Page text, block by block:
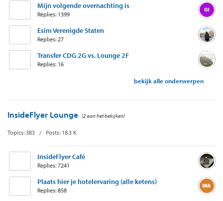
Mijn volgende overnachting is
Replies: 1399
Esim Verenigde Staten
Replies: 27
Transfer CDG 2G vs. Lounge 2F
Replies: 16
bekijk alle onderwerpen
InsideFlyer Lounge (2 aan het bekijken)
Topics: 383 / Posts: 18.3 K
InsideFlyer Café
Replies: 7241
Plaats hier je hotelervaring (alle ketens)
Replies: 858